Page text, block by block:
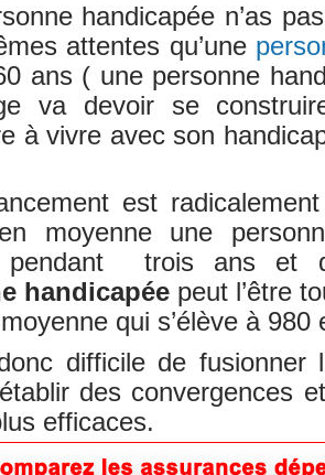
handicapée n’as
attentes qu’une
ans ( une personne
va devoir se
à vivre avec son
est
moyenne une
pendant trois ans et
handicapée peut l’être
qui s’élève à 980
difficile de fusionner
des convergences
efficaces.